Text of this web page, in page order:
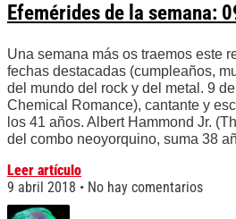
Efemérides de la semana:
Una semana más os traemos este
fechas destacadas (cumpleaños,
del mundo del rock y del metal. 9
Chemical Romance), cantante y
los 41 años. Albert Hammond Jr.
del combo neoyorquino, suma 38
Leer artículo
9 abril 2018
No hay comentarios